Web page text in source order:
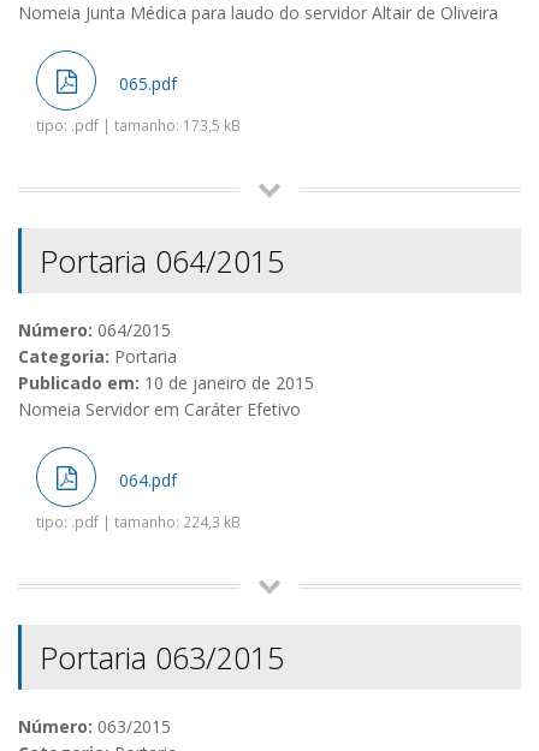
Nomeia Junta Médica para laudo do servidor Altair de Oliveira
065.pdf
tipo: .pdf | tamanho: 173,5 kB
Portaria 064/2015
Número: 064/2015
Categoria: Portaria
Publicado em: 10 de janeiro de 2015
Nomeia Servidor em Caráter Efetivo
064.pdf
tipo: .pdf | tamanho: 224,3 kB
Portaria 063/2015
Número: 063/2015